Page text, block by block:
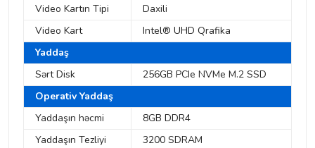
Video Kartın Tipi
Daxili
Video Kart
Intel® UHD Qrafika
Yaddaş
Sərt Disk
256GB PCIe NVMe M.2 SSD
Operativ Yaddaş
Yaddaşın həcmi
8GB DDR4
Yaddaşın Tezliyi
3200 SDRAM